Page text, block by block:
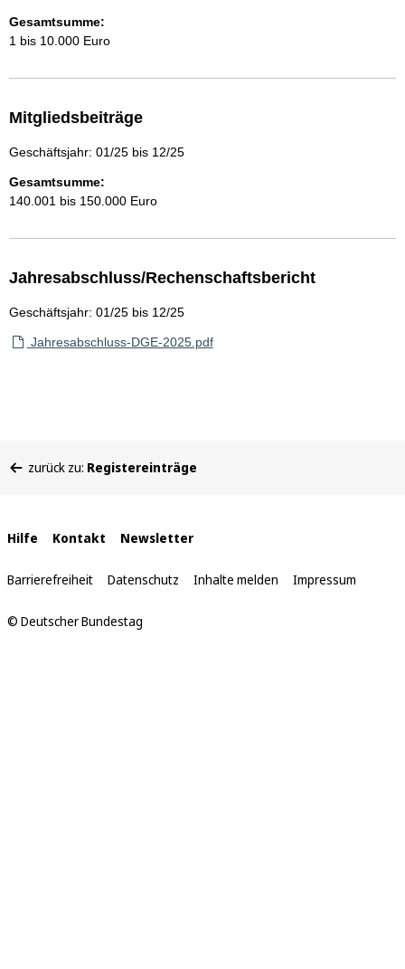
Gesamtsumme:
1 bis 10.000 Euro
Mitgliedsbeiträge
Geschäftsjahr: 01/25 bis 12/25
Gesamtsumme:
140.001 bis 150.000 Euro
Jahresabschluss/Rechenschaftsbericht
Geschäftsjahr: 01/25 bis 12/25
Jahresabschluss-DGE-2025.pdf
befinden
zurück zu: Registereinträge
Interne
Links
Hilfe Kontakt Newsletter
Barrierefreiheit Datenschutz Inhalte melden Impressum
© Deutscher Bundestag